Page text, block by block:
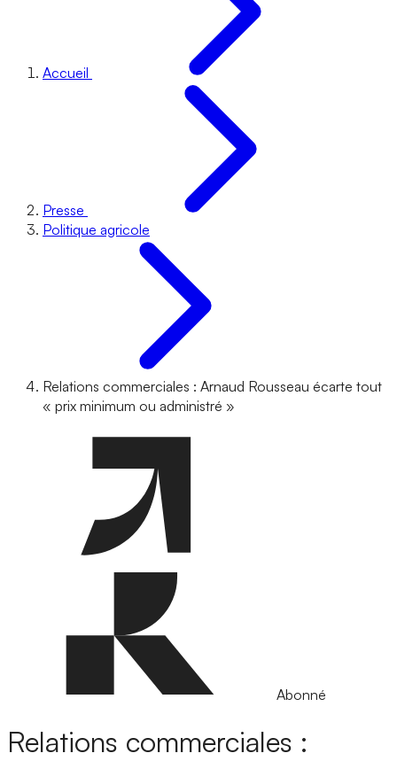
Accueil
Presse
Politique agricole
Relations commerciales : Arnaud Rousseau écarte tout
« prix minimum ou administré »
Abonné
Relations commerciales :